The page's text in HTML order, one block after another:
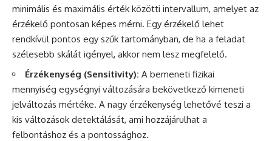
minimális és maximális érték közötti intervallum, amelyet az
érzékelő pontosan képes mérni. Egy érzékelő lehet
rendkívül pontos egy szűk tartományban, de ha a feladat
szélesebb skálát igényel, akkor nem lesz megfelelő.
Érzékenység (Sensitivity): A bemeneti fizikai
mennyiség egységnyi változására bekövetkező kimeneti
jelváltozás mértéke. A nagy érzékenység lehetővé teszi a
kis változások detektálását, ami hozzájárulhat a
felbontáshoz és a pontossághoz.